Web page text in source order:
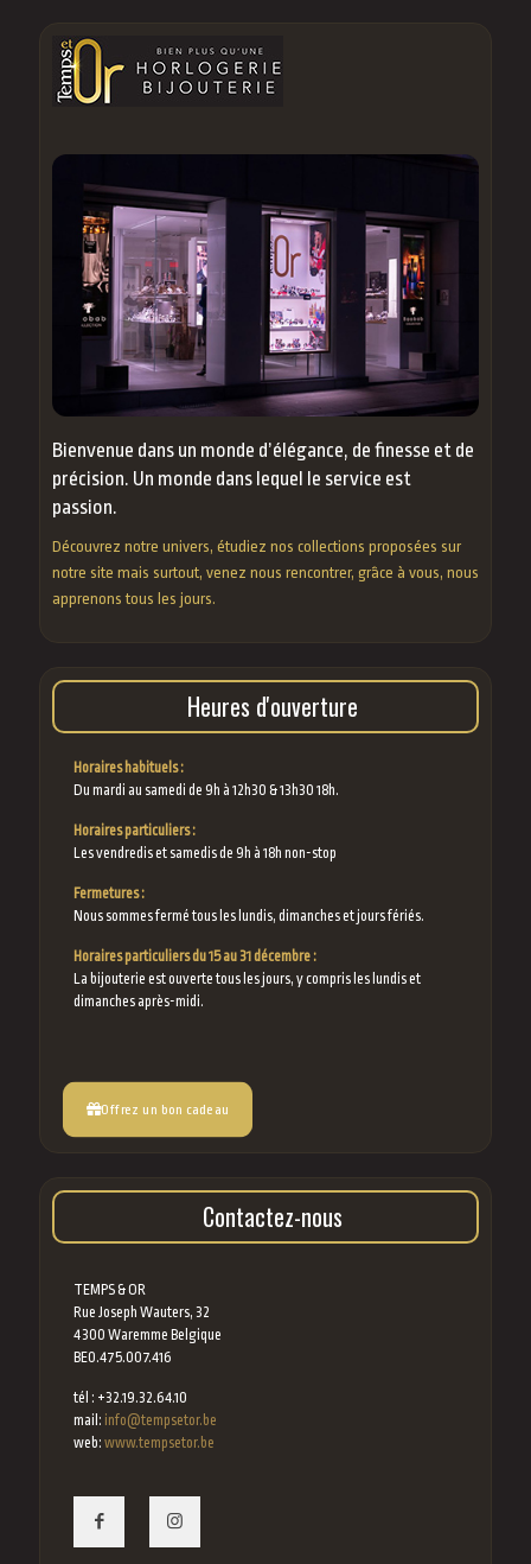
Bienvenue dans un monde d’élégance, de finesse et de
précision. Un monde dans lequel le service est
passion.
Découvrez notre univers, étudiez nos collections proposées sur
notre site mais surtout, venez nous rencontrer, grâce à vous, nous
apprenons tous les jours.
Heures d'ouverture
Horaires habituels :
Du mardi au samedi de 9h à 12h30 & 13h30 18h.
Horaires particuliers :
Les vendredis et samedis de 9h à 18h non-stop
Fermetures :
Nous sommes fermé tous les lundis, dimanches et jours fériés.
Horaires particuliers du 15 au 31 décembre :
La bijouterie est ouverte tous les jours, y compris les lundis et
dimanches après-midi.
Offrez un bon cadeau
Contactez-nous
TEMPS & OR
Rue Joseph Wauters, 32
4300 Waremme Belgique
BE0.475.007.416
tél : +32.19.32.64.10
mail: info@tempsetor.be
web: www.tempsetor.be